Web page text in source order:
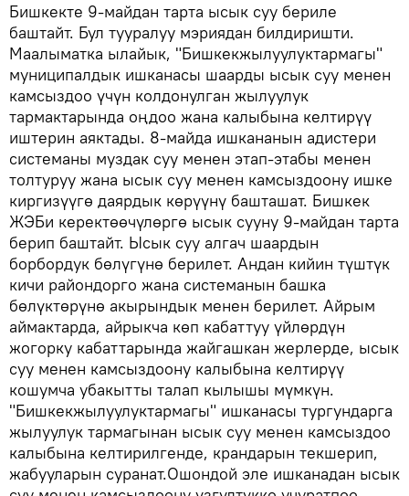
Бишкекте 9-майдан тарта ысык суу бериле
баштайт. Бул тууралуу мэриядан билдиришти.
Маалыматка ылайык, "Бишкекжылуулуктармагы"
муниципалдык ишканасы шаарды ысык суу менен
камсыздоо үчүн колдонулган жылуулук
тармактарында оңдоо жана калыбына келтирүү
иштерин аяктады. 8-майда ишкананын адистери
системаны муздак суу менен этап-этабы менен
толтуруу жана ысык суу менен камсыздоону ишке
киргизүүгө даярдык көрүүнү башташат. Бишкек
ЖЭБи керектөөчүлөргө ысык сууну 9-майдан тарта
берип баштайт. Ысык суу алгач шаардын
борбордук бөлүгүнө берилет. Андан кийин түштүк
кичи райондорго жана системанын башка
бөлүктөрүнө акырындык менен берилет. Айрым
аймактарда, айрыкча көп кабаттуу үйлөрдүн
жогорку кабаттарында жайгашкан жерлерде, ысык
суу менен камсыздоону калыбына келтирүү
кошумча убакытты талап кылышы мүмкүн.
"Бишкекжылуулуктармагы" ишканасы тургундарга
жылуулук тармагынан ысык суу менен камсыздоо
калыбына келтирилгенде, крандарын текшерип,
жабууларын суранат.Ошондой эле ишканадан ысык